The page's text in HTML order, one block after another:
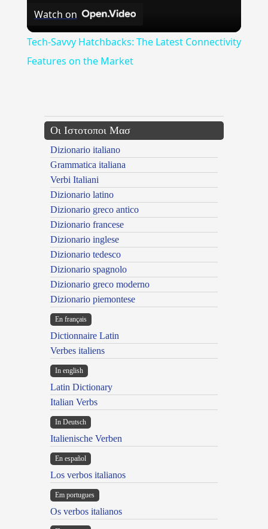
Watch on
Tech-Savvy Hatchbacks: The Latest Connectivity
Features on the Market
Οι Ιστοτοποι Μασ
Dizionario italiano
Grammatica italiana
Verbi Italiani
Dizionario latino
Dizionario greco antico
Dizionario francese
Dizionario inglese
Dizionario tedesco
Dizionario spagnolo
Dizionario greco moderno
Dizionario piemontese
En français
Dictionnaire Latin
Verbes italiens
In english
Latin Dictionary
Italian Verbs
In Deutsch
Italienische Verben
En español
Los verbos italianos
Em portugues
Os verbos italianos